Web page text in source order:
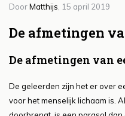
DoorMatthijs , 15 april 2019
De afmetingen
De afmetingen van
De geleerden zijn het er over
voor het menselijk lichaam is.